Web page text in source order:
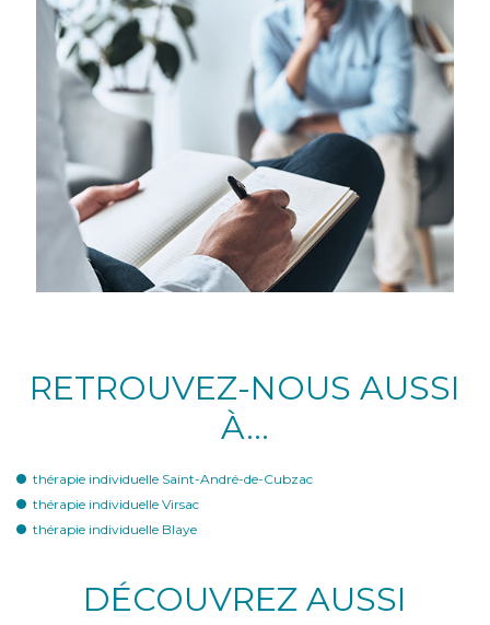
RETROUVEZ-NOUS AUSSI
À…
thérapie individuelle Saint-André-de-Cubzac
thérapie individuelle Virsac
thérapie individuelle Blaye
DÉCOUVREZ AUSSI